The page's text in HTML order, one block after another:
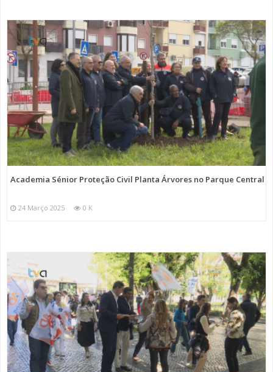
Academia Sénior Proteção Civil Planta Árvores no Parque Central
24 Março 2025 0 K